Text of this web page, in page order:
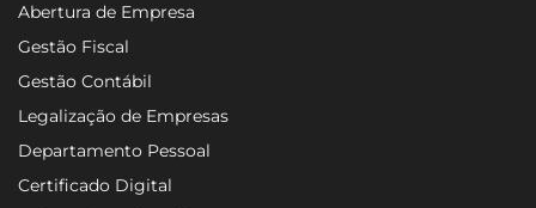
Abertura de Empresa
Gestão Fiscal
Gestão Contábil
Legalização de Empresas
Departamento Pessoal
Certificado Digital